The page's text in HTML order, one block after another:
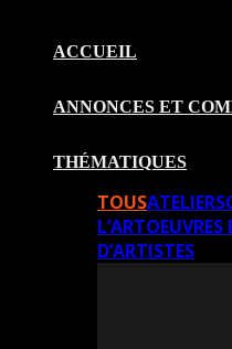
ACCUEIL
ANNONCES ET
THÉMATIQUES
TOUSATELIERS
L’ARTOEUVRES
D’ARTISTES